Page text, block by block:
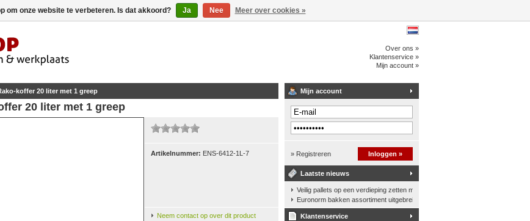
Over ons »
Klantenservice »
Mijn account »
koffer 20 liter met 1 greep
20 liter met 1 greep
Artikelnummer: ENS-6412-1L-7
Neem contact op over dit product
Mijn account
» Registreren Inloggen »
Laatste nieuws
Veilig pallets op een verdieping zetten met een palletkantelhek
Euronorm bakken assortiment uitgebreid
Klantenservice
om onze website te verbeteren. Is dat akkoord? Ja Nee Meer over cookies »